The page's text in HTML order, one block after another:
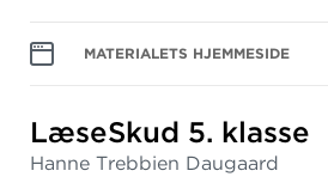
MATERIALETS HJEMMESIDE
LæseSkud 5. klasse
Hanne Trebbien Daugaard